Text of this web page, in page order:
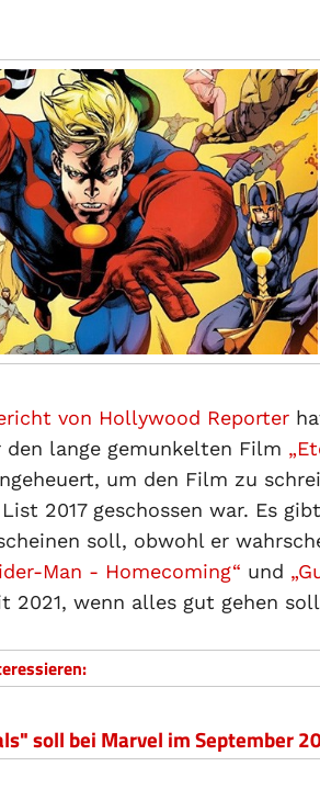
von Hollywood Reporter
lange gemunkelten Film
um den Film zu
2017 geschossen war. Es
soll, obwohl er
Man - Homecoming“ und „
2021, wenn alles gut gehen
soll bei Marvel im September